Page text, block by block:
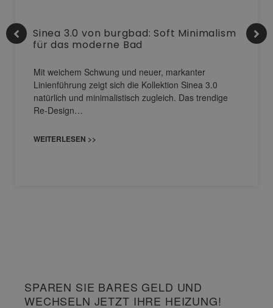
Sinea 3.0 von burgbad: Soft Minimalism
für das moderne Bad
Mit weichem Schwung und neuer, markanter
Linienführung zeigt sich die Kollektion Sinea 3.0
natürlich und minimalistisch zugleich. Das trendige
Re-Design…
WEITERLESEN >>
SPAREN SIE BARES GELD UND
WECHSELN JETZT IHRE HEIZUNG!